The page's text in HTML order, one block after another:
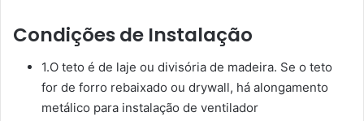
Condições de Instalação
1.O teto é de laje ou divisória de madeira. Se o teto
for de forro rebaixado ou drywall, há alongamento
metálico para instalação de ventilador